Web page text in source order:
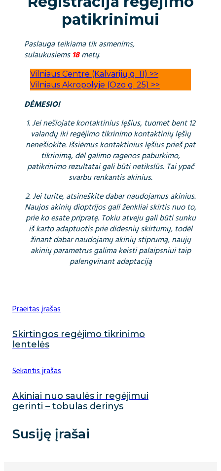
patikrinimui
Paslauga teikiama tik asmenims,
sulaukusiems18metų.
Vilniaus Centre (Kalvarijų g. 11) >>
Vilniaus Akropolyje (Ozo g. 25) >>
DĖMESIO!
1. Jei nešiojate kontaktinius lęšius, tuomet bent 12
valandų iki regėjimo tikrinimo kontaktinių lęšių
nenešiokite. Išsiėmus kontaktinius lęšius prieš pat
tikrinimą, dėl galimo ragenos paburkimo,
patikrinimo rezultatai gali būti netikslūs. Tai ypač
svarbu renkantis akinius.
2. Jei turite, atsineškite dabar naudojamus akinius.
Naujos akinių dioptrijos gali ženkliai skirtis nuo to,
prie ko esate pripratę. Tokiu atveju gali būti sunku
iš karto adaptuotis prie didesnių skirtumų, todėl
žinant dabar naudojamų akinių stiprumą, naujų
akinių parametrus galima keisti palaipsniui taip
palengvinant adaptaciją
Praeitas įrašas
Skirtingos regėjimo tikrinimo
lentelės
Sekantis įrašas
Akiniai nuo saulės ir regėjimui
gerinti – tobulas derinys
Susiję įrašai